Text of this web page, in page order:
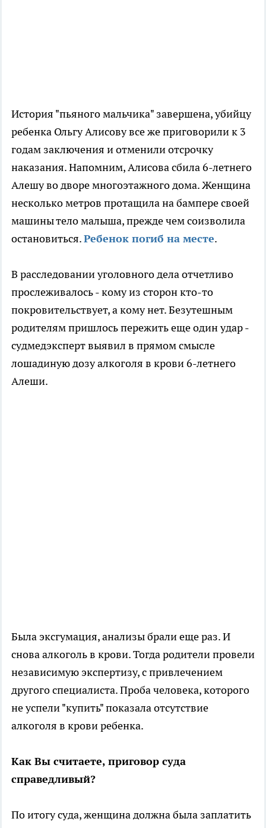
История "пьяного мальчика" завершена, убийцу
ребенка Ольгу Алисову все же приговорили к 3
годам заключения и отменили отсрочку
наказания. Напомним, Алисова сбила 6-летнего
Алешу во дворе многоэтажного дома. Женщина
несколько метров протащила на бампере своей
машины тело малыша, прежде чем соизволила
остановиться.Ребенок погиб на месте.
В расследовании уголовного дела отчетливо
прослеживалось - кому из сторон кто-то
покровительствует, а кому нет. Безутешным
родителям пришлось пережить еще один удар -
судмедэксперт выявил в прямом смысле
лошадиную дозу алкоголя в крови 6-летнего
Алеши.
Была эксгумация, анализы брали еще раз. И
снова алкоголь в крови. Тогда родители провели
независимую экспертизу, с привлечением
другого специалиста. Проба человека, которого
не успели "купить" показала отсутствие
алкоголя в крови ребенка.
Как Вы считаете, приговор суда
справедливый?
По итогу суда, женщина должна была заплатить